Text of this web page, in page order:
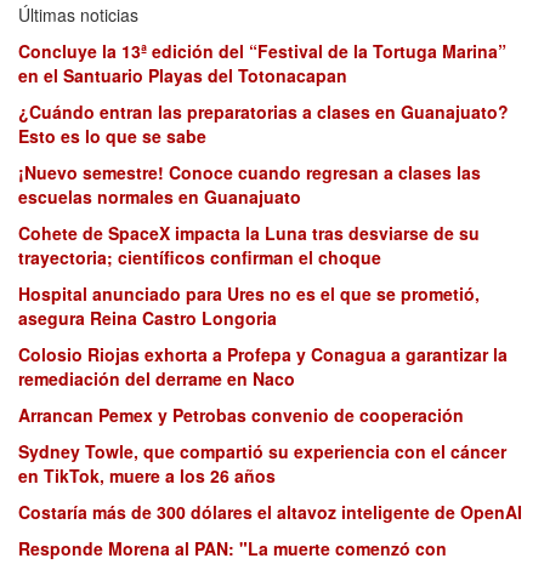
Últimas noticias
Concluye la 13ª edición del “Festival de la Tortuga Marina”
en el Santuario Playas del Totonacapan
¿Cuándo entran las preparatorias a clases en Guanajuato?
Esto es lo que se sabe
¡Nuevo semestre! Conoce cuando regresan a clases las
escuelas normales en Guanajuato
Cohete de SpaceX impacta la Luna tras desviarse de su
trayectoria; científicos confirman el choque
Hospital anunciado para Ures no es el que se prometió,
asegura Reina Castro Longoria
Colosio Riojas exhorta a Profepa y Conagua a garantizar la
remediación del derrame en Naco
Arrancan Pemex y Petrobas convenio de cooperación
Sydney Towle, que compartió su experiencia con el cáncer
en TikTok, muere a los 26 años
Costaría más de 300 dólares el altavoz inteligente de OpenAI
Responde Morena al PAN: "La muerte comenzó con